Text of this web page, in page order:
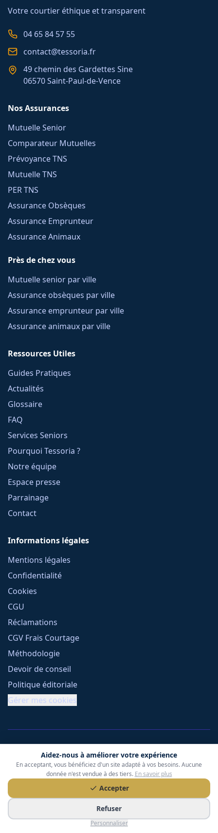
Aidez-nous à améliorer votre expérience
En acceptant, vous bénéficiez d'un site adapté à vos besoins. Aucune
donnée n'est vendue à des tiers. En savoir plus
Accepter
Refuser
Personnaliser
Votre courtier éthique et transparent
04 65 84 57 55
contact@tessoria.fr
49 chemin des Gardettes Sine
06570 Saint-Paul-de-Vence
Nos Assurances
Mutuelle Senior
Comparateur Mutuelles
Prévoyance TNS
Mutuelle TNS
PER TNS
Assurance Obsèques
Assurance Emprunteur
Assurance Animaux
Près de chez vous
Mutuelle senior par ville
Assurance obsèques par ville
Assurance emprunteur par ville
Assurance animaux par ville
Ressources Utiles
Guides Pratiques
Actualités
Glossaire
FAQ
Services Seniors
Pourquoi Tessoria ?
Notre équipe
Espace presse
Parrainage
Contact
Informations légales
Mentions légales
Confidentialité
Cookies
CGU
Réclamations
CGV Frais Courtage
Méthodologie
Devoir de conseil
Politique éditoriale
Gérer mes cookies
Tessoria Assurances- SARL au capital de 15 000 €
ORIAS n° 25007309 - RCS 990 206 179 - Membre du réseau
360 Courtage
RC Pro : Klarity - Contrat n° CCOUK000785
49 chemin des Gardettes Sine, 06570 Saint-Paul-de-Vence